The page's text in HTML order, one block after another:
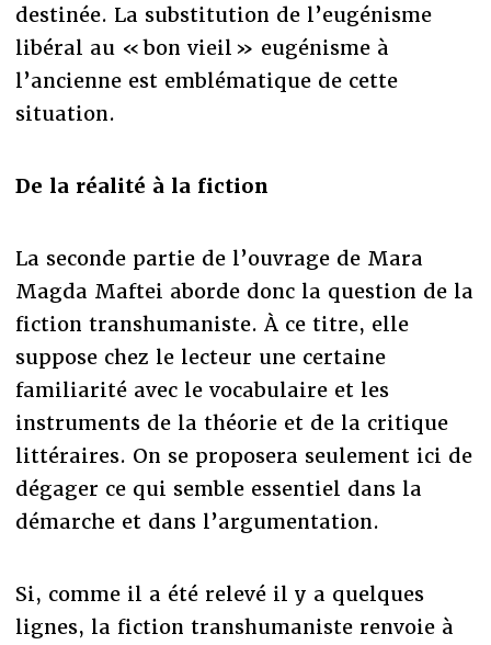
destinée. La substitution de l’eugénisme
libéral au « bon vieil » eugénisme à
l’ancienne est emblématique de cette
situation.
De la réalité à la fiction
La seconde partie de l’ouvrage de Mara
Magda Maftei aborde donc la question de la
fiction transhumaniste. À ce titre, elle
suppose chez le lecteur une certaine
familiarité avec le vocabulaire et les
instruments de la théorie et de la critique
littéraires. On se proposera seulement ici de
dégager ce qui semble essentiel dans la
démarche et dans l’argumentation.
Si, comme il a été relevé il y a quelques
lignes, la fiction transhumaniste renvoie à